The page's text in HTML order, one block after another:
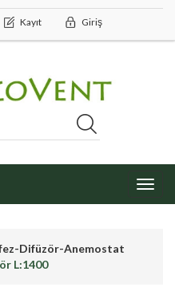
Kayıt Giriş
Difüzör-Anemostat
L:1400